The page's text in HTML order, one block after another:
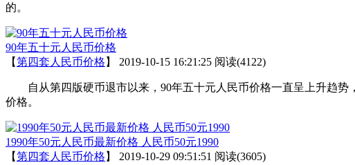
的。
90年五十元人民币价格
【第四套人民币价格 】 2019-10-15 16:21:25 阅读(4122)
自从第四版硬币退市以来，90年五十元人民币价格一直呈上升趋势
价格。
1990年50元人民币最新价格 人民币50元1990
【第四套人民币价格 】 2019-10-29 09:51:51 阅读(3605)